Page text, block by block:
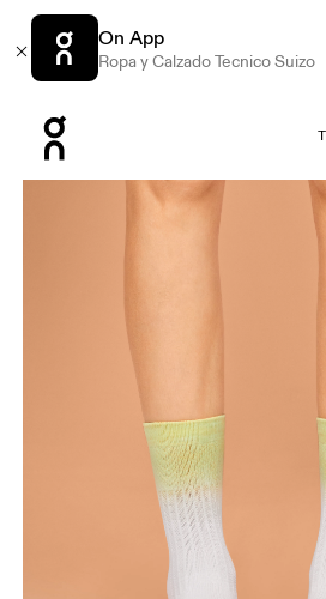
On App
Ropa y Calzado Tecnico Suizo
Artículo 1 de 3 de la galería de